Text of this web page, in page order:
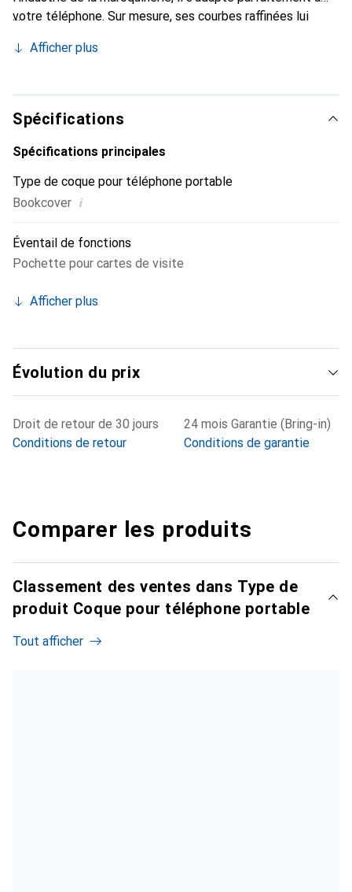
votre téléphone. Sur mesure, ses courbes raffinées lui
l'accessoire chic et indispensable pour votre smartphone.
haute qualité, la marque Noreve est un choix fiable pour
une clientèle exigeante.
Afficher plus
Spécifications
Spécifications principales
Type de coque pour téléphone portable
Bookcover i
Éventail de fonctions
Pochette pour cartes de visite
Afficher plus
Évolution du prix
Droit de retour de 30 jours
Conditions de retour
24 mois Garantie (Bring-in)
Conditions de garantie
Comparer les produits
Classement des ventes dans Type de
produit Coque pour téléphone portable
Tout afficher